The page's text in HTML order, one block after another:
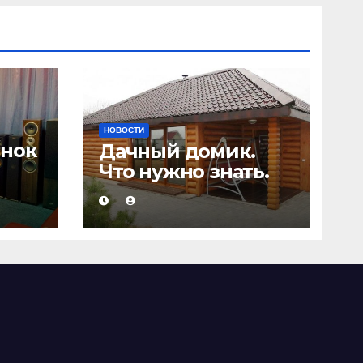
НОВОСТИ
Дачный домик.
Что нужно знать.